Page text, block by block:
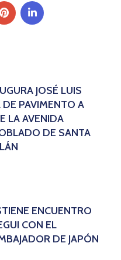
JOSÉ LUIS
PAVIMENTO A
LA AVENIDA
DE SANTA
ENCUENTRO
CON EL
DE JAPÓN